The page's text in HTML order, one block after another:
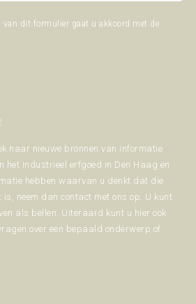
van dit formulier gaat u akkoord met de
naar nieuwe bronnen van informatie
het industrieel erfgoed in Den Haag en
hebben waarvan u denkt dat die
is, neem dan contact met ons op. U kunt
als bellen. Uiteraard kunt u hier ook
over een bepaald onderwerp of